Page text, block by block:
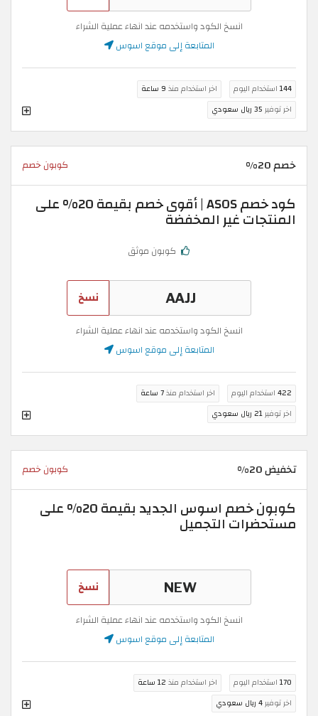
انسخ الكود واستخدمه عند انهاء عملية الشراء
المتابعة إلى موقع اسوس
144 استخدام اليوم اخر استخدام منذ 9 ساعة
اخر توفير 35 ريال سعودي
خصم 20% كوبون خصم
كود خصم ASOS | أقوى خصم بقيمة 20% على
المنتجات غير المخفضة
كوبون موثق
نسخ
انسخ الكود واستخدمه عند انهاء عملية الشراء
المتابعة إلى موقع اسوس
422 استخدام اليوم اخر استخدام منذ7 ساعة
اخر توفير21 ريال سعودي
تخفيض 20% كوبون خصم
كوبون خصم اسوس الجديد بقيمة 20% على
مستحضرات التجميل
نسخ
انسخ الكود واستخدمه عند انهاء عملية الشراء
المتابعة إلى موقع اسوس
170 استخدام اليوم اخر استخدام منذ 12 ساعة
اخر توفير4 ريال سعودي